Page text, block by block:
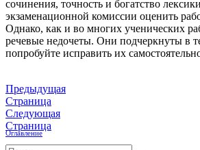
сочинения, точность и богатство
экзаменационной комиссии оценить
Однако, как и во многих ученических
речевые недочеты. Они подчеркнуты в
попробуйте исправить их
Предыдущая
Страница
Следующая
Страница
Оглавление